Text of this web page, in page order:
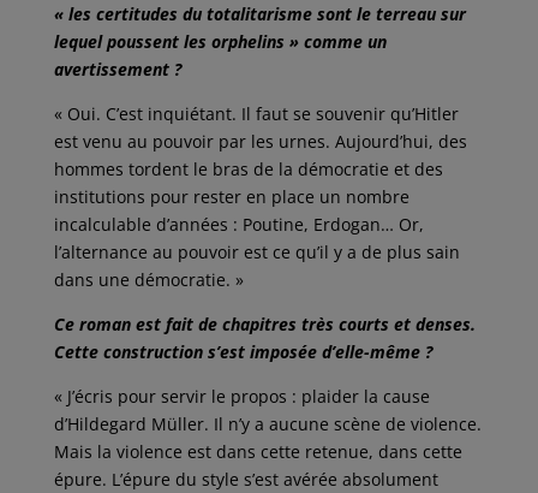
« les certitudes du totalitarisme sont le terreau sur
lequel poussent les orphelins » comme un
avertissement ?
« Oui. C’est inquiétant. Il faut se souvenir qu’Hitler
est venu au pouvoir par les urnes. Aujourd’hui, des
hommes tordent le bras de la démocratie et des
institutions pour rester en place un nombre
incalculable d’années : Poutine, Erdogan… Or,
l’alternance au pouvoir est ce qu’il y a de plus sain
dans une démocratie. »
Ce roman est fait de chapitres très courts et denses.
Cette construction s’est imposée d’elle-même ?
« J’écris pour servir le propos : plaider la cause
d’Hildegard Müller. Il n’y a aucune scène de violence.
Mais la violence est dans cette retenue, dans cette
épure. L’épure du style s’est avérée absolument